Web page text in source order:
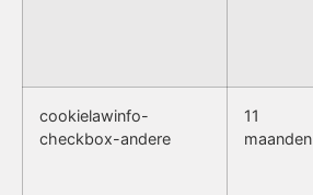
cookielawinfo-
checkbox-andere
11
maanden